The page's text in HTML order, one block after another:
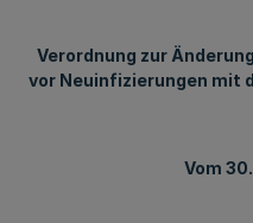
Verordnung zur
vor Neuinfizierungen mit
Vom